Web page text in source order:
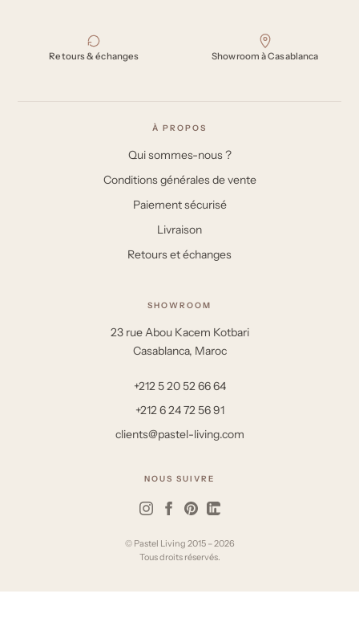
Retours & échanges Showroom à Casablanca
À PROPOS
Qui sommes-nous ?
Conditions générales de vente
Paiement sécurisé
Livraison
Retours et échanges
SHOWROOM
23 rue Abou Kacem Kotbari
Casablanca, Maroc
+212 5 20 52 66 64
+212 6 24 72 56 91
clients@pastel-living.com
NOUS SUIVRE
© Pastel Living 2015 – 2026
Tous droits réservés.